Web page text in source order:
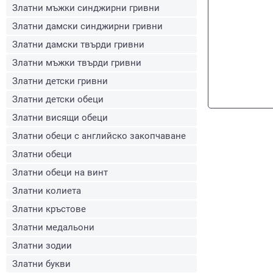
Златни мъжки синджирни гривни
Златни дамски синджирни гривни
Златни дамски твърди гривни
Златни мъжки твърди гривни
Златни детски гривни
Златни детски обеци
Златни висящи обеци
Златни обеци с английско закопчаване
Златни обеци
Златни обеци на винт
Златни колиета
Златни кръстове
Златни медальони
Златни зодии
Златни букви